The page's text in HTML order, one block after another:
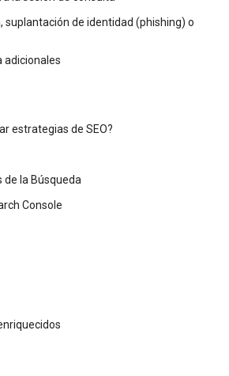
suplantación de identidad (phishing) o
adicionales
estrategias de SEO?
de la Búsqueda
Console